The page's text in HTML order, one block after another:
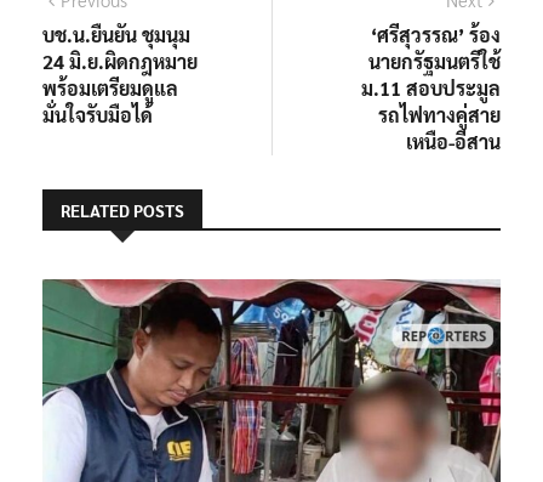
เรื่อง
post:
บช.น.ยืนยัน ชุมนุม
24 มิ.ย.ผิดกฎหมาย
พร้อมเตรียมดูแล
มั่นใจรับมือได้
‘ศรีสุวรรณ’ ร้อง
นายกรัฐมนตรีใช้
ม.11 สอบประมูล
รถไฟทางคู่สาย
เหนือ-อีสาน
RELATED POSTS